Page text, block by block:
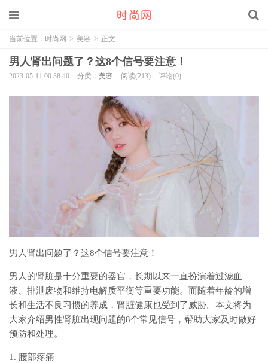
当前位置： 时尚网 > 美容 > 正文
男人肾出问题了？这8个信号要注意！
2023-05-11 00:38:40 分类： 美容 阅读(213) 评论(0)
男人肾出问题了？这8个信号要注意！
男人的肾脏是十分重要的器官，长期以来一直扮演着过滤血
液、排泄废物和维持电解质平衡等重要功能。而随着年龄的增
长和生活不良习惯的养成，肾脏健康也受到了威胁。本文将为
大家介绍男性肾脏出现问题的8个常见信号，帮助大家及时做好
预防和处理。
1. 腰部疼痛